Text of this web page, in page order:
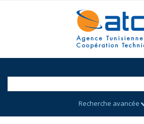
Recherche avancée